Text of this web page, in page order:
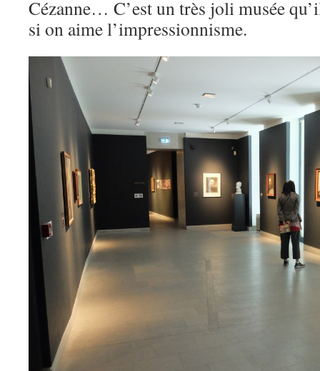
Cézanne… C’est un très joli musée
si on aime l’impressionnisme.